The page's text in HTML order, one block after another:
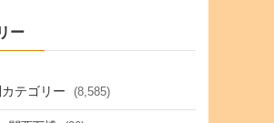
ー
テゴリー (8,585)